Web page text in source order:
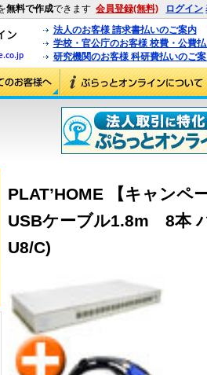
無料で作成できます 会員登録(無料) ログイン
法人のお客様 請求書払いのご案内
学校・官公庁のお客様 校費・公費
研究機関のお客様 科研費払いのご
PLAT’HOME 【キャンペ
USBケーブル1.8m 8本
U8/C)